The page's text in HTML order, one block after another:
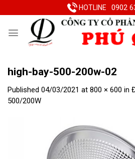
to
HOTLINE 0902
high-bay-500-200w-02
Published 04/03/2021 at 800 × 600 in
500/200W